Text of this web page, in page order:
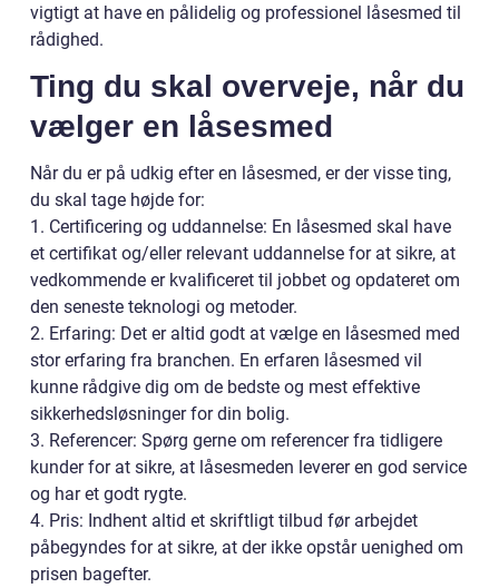
vigtigt at have en pålidelig og professionel låsesmed til
rådighed.
Ting du skal overveje, når du
vælger en låsesmed
Når du er på udkig efter en låsesmed, er der visse ting,
du skal tage højde for:
1. Certificering og uddannelse: En låsesmed skal have
et certifikat og/eller relevant uddannelse for at sikre, at
vedkommende er kvalificeret til jobbet og opdateret om
den seneste teknologi og metoder.
2. Erfaring: Det er altid godt at vælge en låsesmed med
stor erfaring fra branchen. En erfaren låsesmed vil
kunne rådgive dig om de bedste og mest effektive
sikkerhedsløsninger for din bolig.
3. Referencer: Spørg gerne om referencer fra tidligere
kunder for at sikre, at låsesmeden leverer en god service
og har et godt rygte.
4. Pris: Indhent altid et skriftligt tilbud før arbejdet
påbegyndes for at sikre, at der ikke opstår uenighed om
prisen bagefter.